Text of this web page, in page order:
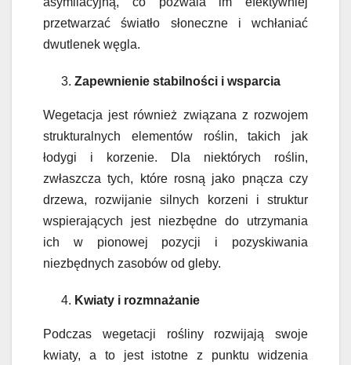
przetwarzać światło słoneczne i wchłaniać
dwutlenek węgla.
Zapewnienie stabilności i wsparcia
Wegetacja jest również związana z rozwojem
strukturalnych elementów roślin, takich jak
łodygi i korzenie. Dla niektórych roślin,
zwłaszcza tych, które rosną jako pnącza czy
drzewa, rozwijanie silnych korzeni i struktur
wspierających jest niezbędne do utrzymania
ich w pionowej pozycji i pozyskiwania
niezbędnych zasobów od gleby.
Kwiaty i rozmnażanie
Podczas wegetacji rośliny rozwijają swoje
kwiaty, a to jest istotne z punktu widzenia